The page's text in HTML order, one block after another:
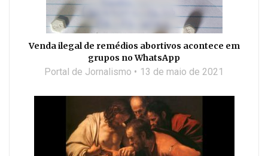
Venda ilegal de remédios abortivos acontece em
grupos no WhatsApp
Portal de Jornalismo 13 de maio de 2021